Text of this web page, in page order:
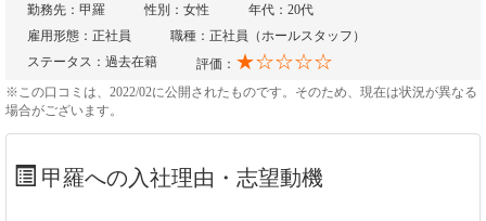
勤務先：甲羅 性別：女性
年代：20代
雇用形態：正社員
職種：正社員（ホールスタッフ）
ステータス：過去在籍
評価： ★☆☆☆☆
※この口コミは、2022/02に公開されたものです。そのため、現在は状況が異なる
場合がございます。
甲羅への入社理由・志望動機